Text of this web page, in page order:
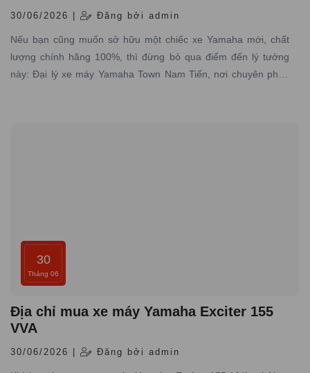
30/06/2026 | Đăng bởi admin
Nếu bạn cũng muốn sở hữu một chiếc xe Yamaha mới, chất
lượng chính hãng 100%, thì đừng bỏ qua điểm đến lý tưởng
này: Đại lý xe máy Yamaha Town Nam Tiến, nơi chuyên phân
30
Tháng 06
Địa chỉ mua xe máy Yamaha Exciter 155
VVA
30/06/2026 | Đăng bởi admin